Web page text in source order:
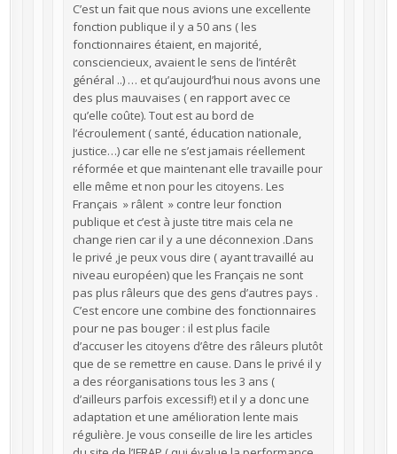
C’est un fait que nous avions une excellente
fonction publique il y a 50 ans ( les
fonctionnaires étaient, en majorité,
consciencieux, avaient le sens de l’intérêt
général ..) … et qu’aujourd’hui nous avons une
des plus mauvaises ( en rapport avec ce
qu’elle coûte). Tout est au bord de
l’écroulement ( santé, éducation nationale,
justice…) car elle ne s’est jamais réellement
réformée et que maintenant elle travaille pour
elle même et non pour les citoyens. Les
Français » râlent » contre leur fonction
publique et c’est à juste titre mais cela ne
change rien car il y a une déconnexion .Dans
le privé ,je peux vous dire ( ayant travaillé au
niveau européen) que les Français ne sont
pas plus râleurs que des gens d’autres pays .
C’est encore une combine des fonctionnaires
pour ne pas bouger : il est plus facile
d’accuser les citoyens d’être des râleurs plutôt
que de se remettre en cause. Dans le privé il y
a des réorganisations tous les 3 ans (
d’ailleurs parfois excessif!) et il y a donc une
adaptation et une amélioration lente mais
régulière. Je vous conseille de lire les articles